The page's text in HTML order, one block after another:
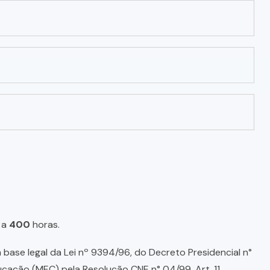
400 horas.
legal da Lei nº 9394/96, do Decreto Presidencial n°